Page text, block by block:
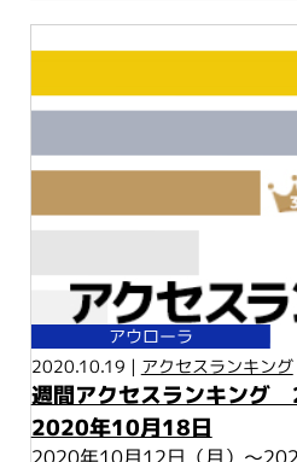
アウローラ
2020.10.19 | アクセスランキング
週間アクセスランキン
2020年10月18日